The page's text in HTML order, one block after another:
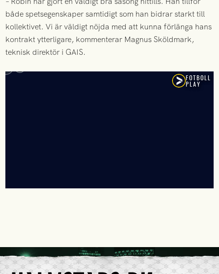
både spetsegenskaper samtidigt som han bidrar starkt till
kollektivet. Vi är väldigt nöjda med att kunna förlänga hans
kontrakt ytterligare, kommenterar Magnus Sköldmark,
teknisk direktör i GAIS.